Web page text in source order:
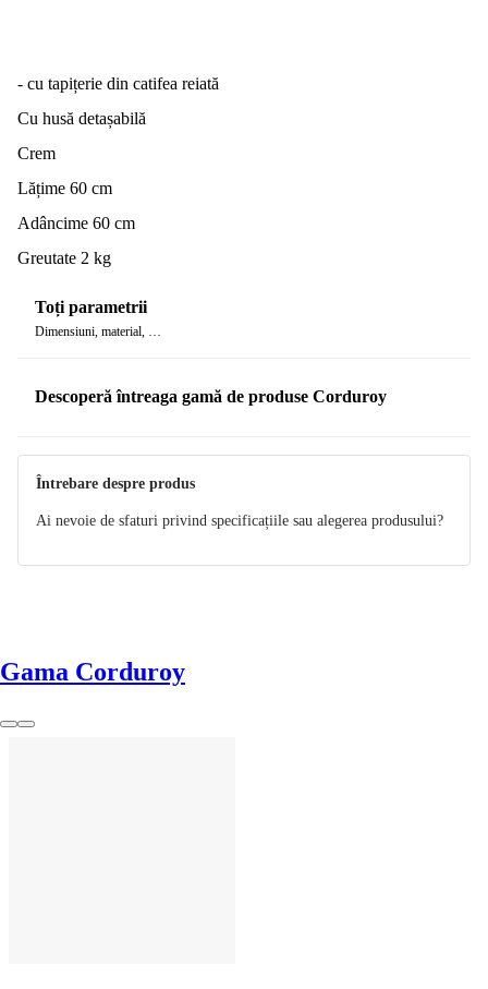
- cu tapițerie din catifea reiată
Cu husă detașabilă
Crem
Lățime 60 cm
Adâncime 60 cm
Greutate 2 kg
Toți parametrii
Dimensiuni, material, …
Descoperă întreaga gamă de produse Corduroy
Întrebare despre produs
Ai nevoie de sfaturi privind specificațiile sau alegerea produsului?
Gama Corduroy